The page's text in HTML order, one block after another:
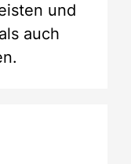
und
auch